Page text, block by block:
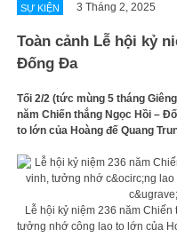
SỰ KIỆN 3 Tháng 2, 2025
Toàn cảnh Lễ hội kỷ
Đống Đa
Tối 2/2 (tức mùng 5 tháng
năm Chiến thắng Ngọc Hồi –
to lớn của Hoàng đế Quang
Lễ hội kỷ niệm 236 năm
tưởng nhớ công lao to lớn của